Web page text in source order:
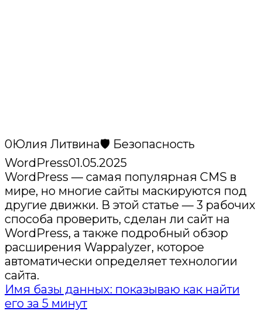
0Юлия Литвина🛡️ Безопасность
WordPress01.05.2025
WordPress — самая популярная CMS в
мире, но многие сайты маскируются под
другие движки. В этой статье — 3 рабочих
способа проверить, сделан ли сайт на
WordPress, а также подробный обзор
расширения Wappalyzer, которое
автоматически определяет технологии
сайта.
Имя базы данных: показываю как найти
его за 5 минут